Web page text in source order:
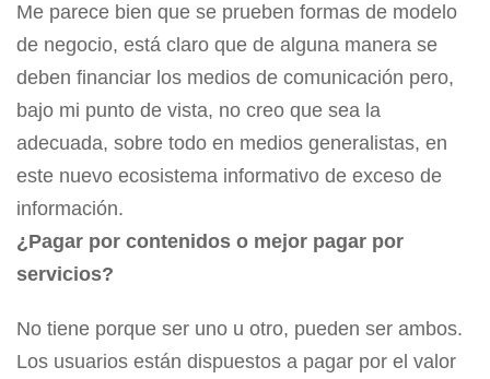
Me parece bien que se prueben formas de modelo
de negocio, está claro que de alguna manera se
deben financiar los medios de comunicación pero,
bajo mi punto de vista, no creo que sea la
adecuada, sobre todo en medios generalistas, en
este nuevo ecosistema informativo de exceso de
información.
¿Pagar por contenidos o mejor pagar por
servicios?
No tiene porque ser uno u otro, pueden ser ambos.
Los usuarios están dispuestos a pagar por el valor